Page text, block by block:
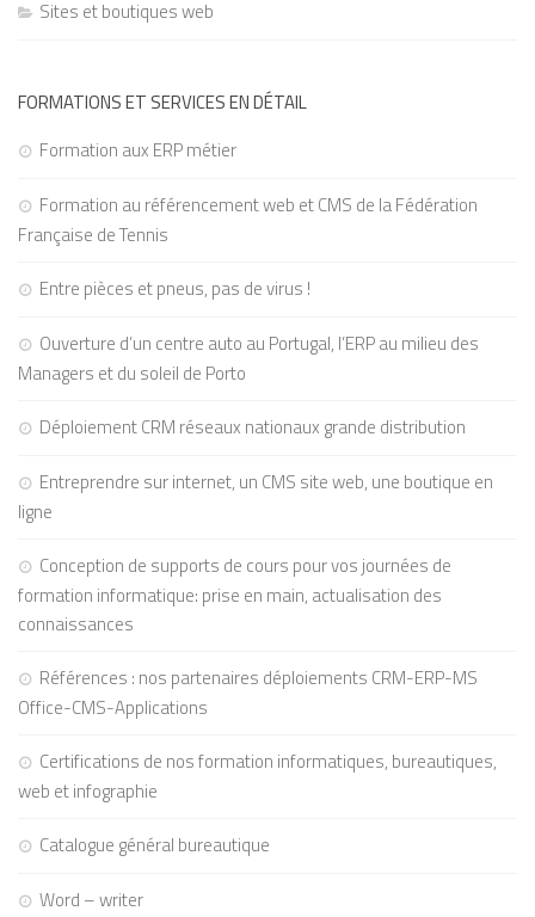
Sites et boutiques web
FORMATIONS ET SERVICES EN DÉTAIL
Formation aux ERP métier
Formation au référencement web et CMS de la Fédération
Française de Tennis
Entre pièces et pneus, pas de virus !
Ouverture d’un centre auto au Portugal, l’ERP au milieu des
Managers et du soleil de Porto
Déploiement CRM réseaux nationaux grande distribution
Entreprendre sur internet, un CMS site web, une boutique en
ligne
Conception de supports de cours pour vos journées de
formation informatique: prise en main, actualisation des
connaissances
Références : nos partenaires déploiements CRM-ERP-MS
Office-CMS-Applications
Certifications de nos formation informatiques, bureautiques,
web et infographie
Catalogue général bureautique
Word – writer